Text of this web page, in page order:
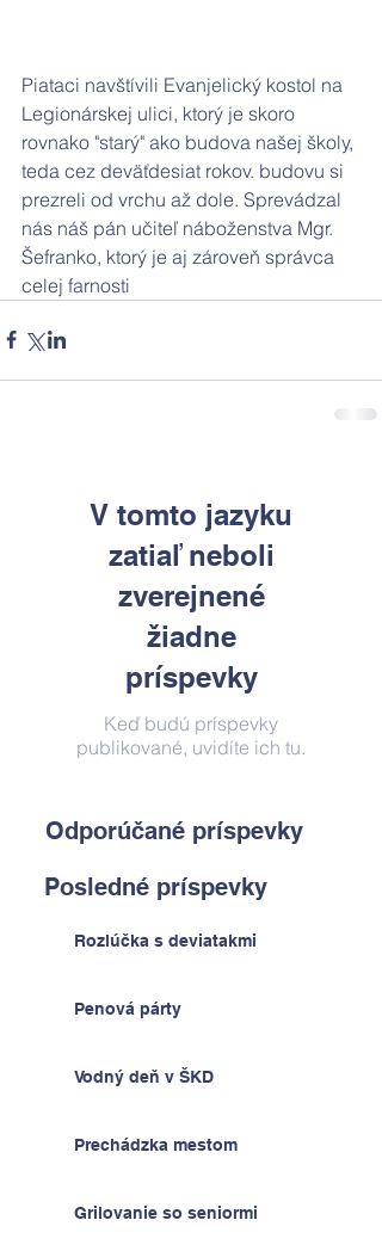
Piataci navštívili Evanjelický kostol na
Legionárskej ulici, ktorý je skoro
rovnako "starý" ako budova našej školy,
teda cez deväťdesiat rokov. budovu si
prezreli od vrchu až dole. Sprevádzal
nás náš pán učiteľ náboženstva Mgr.
Šefranko, ktorý je aj zároveň správca
celej farnosti
V tomto jazyku
zatiaľ neboli
zverejnené
žiadne
príspevky
Keď budú príspevky
publikované, uvidíte ich tu.
Odporúčané príspevky
Posledné príspevky
Rozlúčka s deviatakmi
Penová párty
Vodný deň v ŠKD
Prechádzka mestom
Grilovanie so seniormi